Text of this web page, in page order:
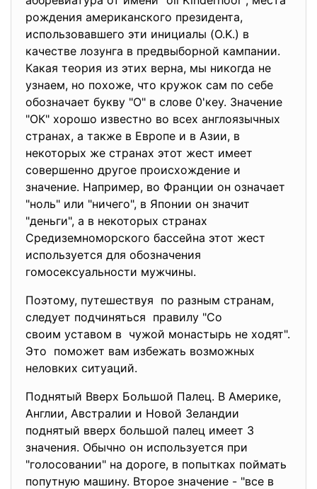
рождения американского президента,
использовавшего эти инициалы (O.K.) в
качестве лозунга в предвыборной кампании.
Какая теория из этих верна, мы никогда не
узнаем, но похоже, что кружок сам по себе
обозначает букву "О" в слове 0'кеу. Значение
"ОК" хорошо известно во всех англоязычных
странах, а также в Европе и в Азии, в
некоторых же странах этот жест имеет
совершенно другое происхождение и
значение. Например, во Франции он означает
"ноль" или "ничего", в Японии он значит
"деньги", а в некоторых странах
Средиземноморского бассейна этот жест
используется для обозначения
гомосексуальности мужчины.
Поэтому, путешествуя по разным странам,
следует подчиняться правилу "Со
своим уставом в чужой монастырь не ходят".
Это поможет вам избежать возможных
неловких ситуаций.
Поднятый Вверх Большой Палец. В Америке,
Англии, Австралии и Новой Зеландии
поднятый вверх большой палец имеет 3
значения. Обычно он используется при
"голосовании" на дороге, в попытках поймать
попутную машину. Второе значение - "все в